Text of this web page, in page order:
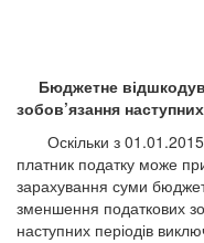
Бюджетне
зобов’язання
Оскільки з
платник податку може
зарахування суми
зменшення податкових
наступних періодів